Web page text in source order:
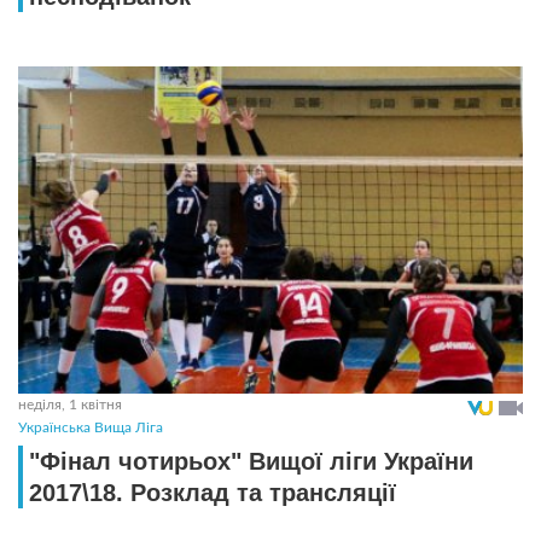
неділя, 1 квітня
Українська Вища Ліга
"Фінал чотирьох" Вищої ліги України
2017\18. Розклад та трансляції